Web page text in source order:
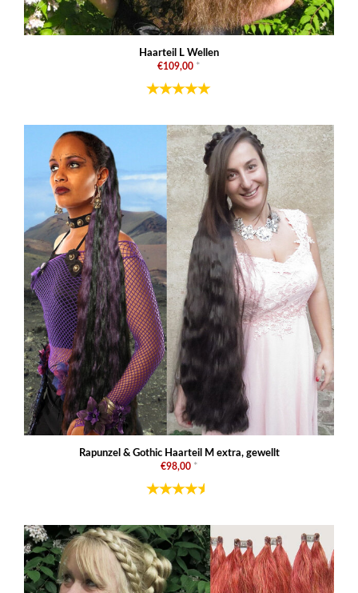
Haarteil L Wellen
€109,00 *
Rapunzel & Gothic Haarteil M extra, gewellt
€98,00 *